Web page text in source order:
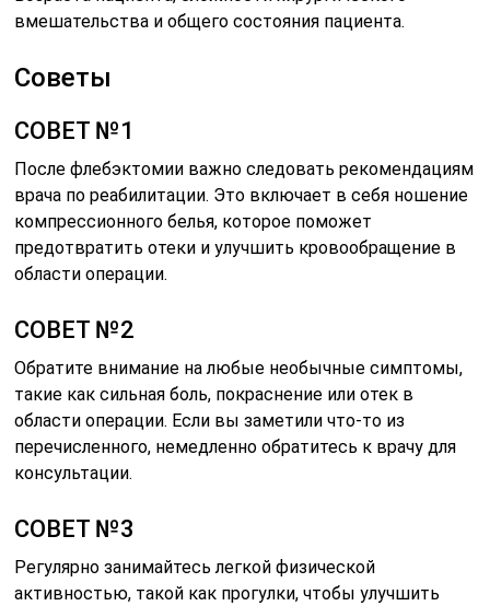
вмешательства и общего состояния пациента.
Советы
СОВЕТ №1
После флебэктомии важно следовать рекомендациям
врача по реабилитации. Это включает в себя ношение
компрессионного белья, которое поможет
предотвратить отеки и улучшить кровообращение в
области операции.
СОВЕТ №2
Обратите внимание на любые необычные симптомы,
такие как сильная боль, покраснение или отек в
области операции. Если вы заметили что-то из
перечисленного, немедленно обратитесь к врачу для
консультации.
СОВЕТ №3
Регулярно занимайтесь легкой физической
активностью, такой как прогулки, чтобы улучшить